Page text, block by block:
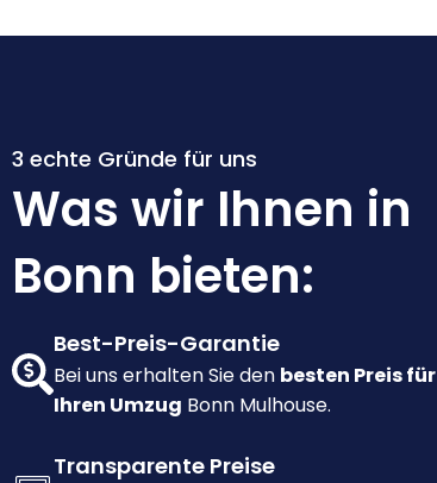
3 echte Gründe für uns
Was wir Ihnen in
Bonn bieten:
Best-Preis-Garantie
Bei uns erhalten Sie den besten Preis für
Ihren Umzug Bonn Mulhouse.
Transparente Preise